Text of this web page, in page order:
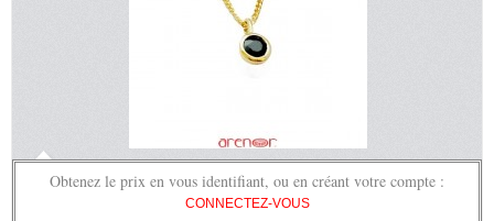
Obtenez le prix en vous identifiant, ou en créant votre compte :
CONNECTEZ-VOUS